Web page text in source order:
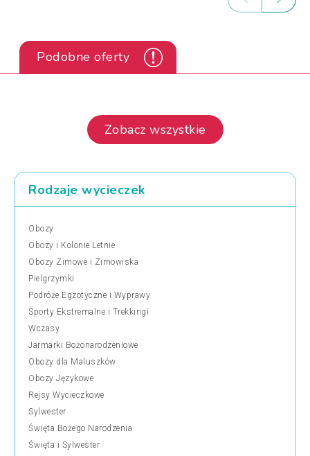
Podobne oferty
Zobacz wszystkie
Rodzaje wycieczek
Obozy
Obozy i Kolonie Letnie
Obozy Zimowe i Zimowiska
Pielgrzymki
Podróże Egzotyczne i Wyprawy
Sporty Ekstremalne i Trekkingi
Wczasy
Jarmarki Bożonarodzeniowe
Obozy dla Maluszków
Obozy Językowe
Rejsy Wycieczkowe
Sylwester
Święta Bożego Narodzenia
Święta i Sylwester